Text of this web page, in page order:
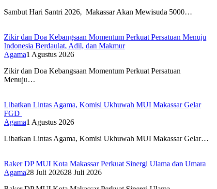
Sambut Hari Santri 2026, Makassar Akan Mewisuda 5000…
Zikir dan Doa Kebangsaan Momentum Perkuat Persatuan Menuju
Indonesia Berdaulat, Adil, dan Makmur
Agama1 Agustus 2026
Zikir dan Doa Kebangsaan Momentum Perkuat Persatuan
Menuju…
Libatkan Lintas Agama, Komisi Ukhuwah MUI Makassar Gelar
FGD
Agama1 Agustus 2026
Libatkan Lintas Agama, Komisi Ukhuwah MUI Makassar Gelar…
Raker DP MUI Kota Makassar Perkuat Sinergi Ulama dan Umara
Agama28 Juli 202628 Juli 2026